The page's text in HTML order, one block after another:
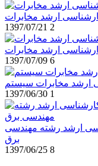
ارشد مخابرات
1397/07/21 2
ارشد مخابرات
1397/07/09 6
ارشد مخابرات سیستم
1397/06/30 1
ارشد رشته مهندسی
برق
1397/06/25 8